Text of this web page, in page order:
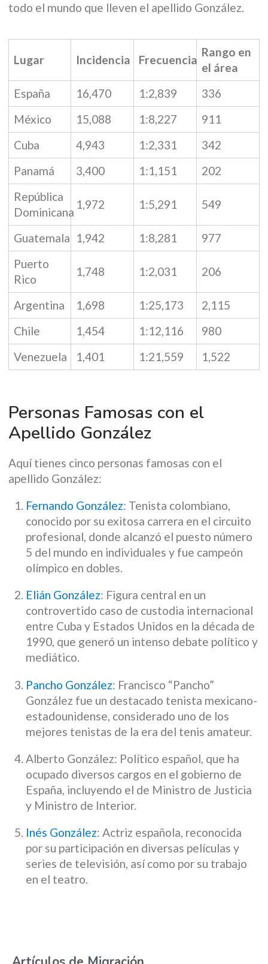
todo el mundo que lleven el apellido González.
Lugar Incidencia Frecuencia
Rango en
el área
España
16,470 1:2,839
336
México
15,088 1:8,227
911
Cuba
4,943 1:2,331
342
Panamá
3,400 1:1,151
202
República
Dominicana
1,972 1:5,291 549
Guatemala 1,942 1:8,281
977
Puerto
Rico
1,748 1:2,031 206
Argentina 1,698 1:25,173
2,115
Chile
1,454 1:12,116
980
Venezuela
1,401 1:21,559 1,522
Personas Famosas con el
Apellido González
Aquí tienes cinco personas famosas con el
apellido González:
Fernando González: Tenista colombiano,
conocido por su exitosa carrera en el circuito
profesional, donde alcanzó el puesto número
5 del mundo en individuales y fue campeón
olímpico en dobles.
Elián González: Figura central en un
controvertido caso de custodia internacional
entre Cuba y Estados Unidos en la década de
1990, que generó un intenso debate político y
mediático.
Pancho González: Francisco “Pancho”
González fue un destacado tenista mexicano-
estadounidense, considerado uno de los
mejores tenistas de la era del tenis amateur.
Alberto González: Político español, que ha
ocupado diversos cargos en el gobierno de
España, incluyendo el de Ministro de Justicia
y Ministro de Interior.
Inés González: Actriz española, reconocida
por su participación en diversas películas y
series de televisión, así como por su trabajo
en el teatro.